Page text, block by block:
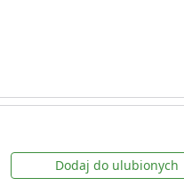
Dodaj do ulubionych